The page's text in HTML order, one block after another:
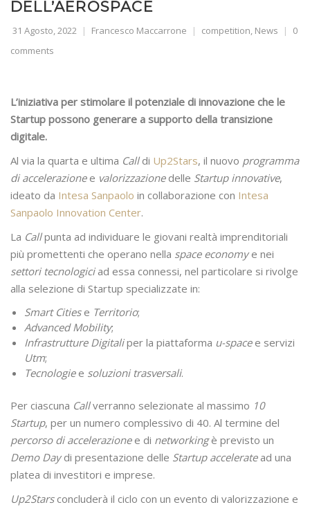
DELL’AEROSPACE
31 Agosto, 2022 Francesco Maccarrone competition, News
0
comments
L’iniziativa per stimolare il potenziale di innovazione che le
Startup possono generare a supporto della transizione
digitale.
Al via la quarta e ultima Calldi Up2Stars, il nuovo programma
di accelerazionee valorizzazionedelle Startup innovative,
ideato da Intesa Sanpaolo in collaborazione con Intesa
Sanpaolo Innovation Center.
La Callpunta ad individuare le giovani realtà imprenditoriali
più promettenti che operano nella space economye nei
settori tecnologiciad essa connessi, nel particolare si rivolge
alla selezione di Startup specializzate in:
Smart Citiese Territorio;
Advanced Mobility;
Infrastrutture Digitaliper la piattaforma u-spacee servizi
Utm;
Tecnologiee soluzioni trasversali.
Per ciascuna Callverranno selezionate al massimo 10
Startup, per un numero complessivo di 40. Al termine del
percorso di accelerazionee di networkingè previsto un
Demo Daydi presentazione delle Startup acceleratead una
platea di investitori e imprese.
Up2Starsconcluderà il ciclo con un evento di valorizzazione e